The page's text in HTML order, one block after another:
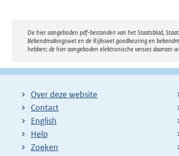
Disclaimer
De hier aangeboden pdf-bestanden van het Staatsblad,
Bekendmakingswet en de Rijkswet goedkeuring en
hebben; de hier aangeboden elektronische versies daarvan
Over deze website
Contact
English
Help
Zoeken